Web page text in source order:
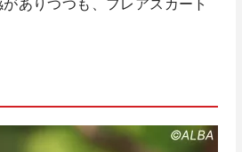
ありつつも、フレアスカート